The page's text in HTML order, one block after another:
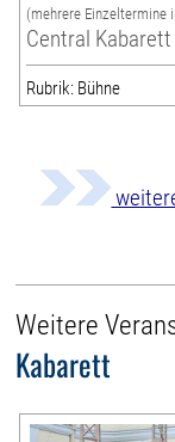
(mehrere Einzeltermine
Central
Rubrik: Bühne
Weitere
Kabarett